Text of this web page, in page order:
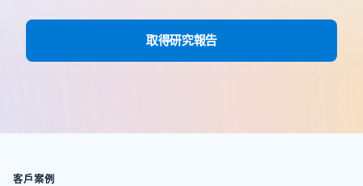
取得研究報告
客戶案例